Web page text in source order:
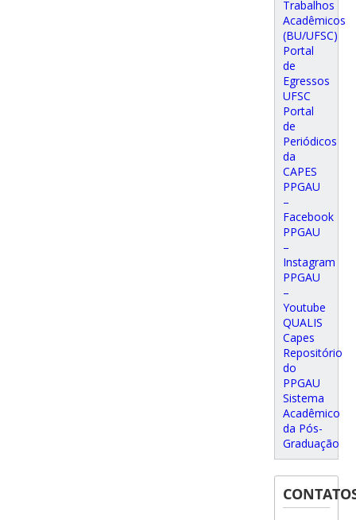
Trabalhos
Acadêmicos
(BU/UFSC)
Portal
de
Egressos
UFSC
Portal
de
Periódicos
da
CAPES
PPGAU
–
Facebook
PPGAU
–
Instagram
PPGAU
–
Youtube
QUALIS
Capes
Repositório
do
PPGAU
Sistema
Acadêmico
da Pós-
Graduação